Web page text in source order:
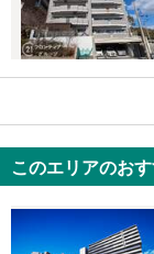
このエリアのお